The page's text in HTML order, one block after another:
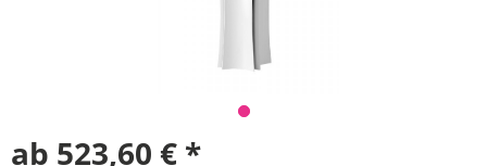
ab 523,60 € *